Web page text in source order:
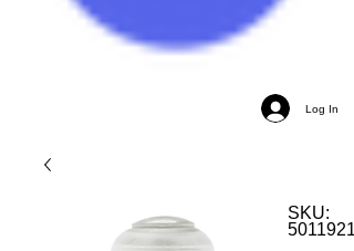
Log In
SKU: